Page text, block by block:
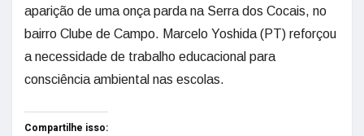
aparição de uma onça parda na Serra dos Cocais, no
bairro Clube de Campo. Marcelo Yoshida (PT) reforçou
a necessidade de trabalho educacional para
consciência ambiental nas escolas.
Compartilhe isso: